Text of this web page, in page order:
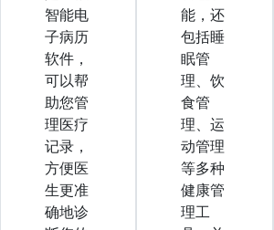
智能电
子病历
软件，
可以帮
助您管
理医疗
记录，
方便医
生更准
确地诊
能，还
包括睡
眠管
理、饮
食管
理、运
动管理
等多种
健康管
理工